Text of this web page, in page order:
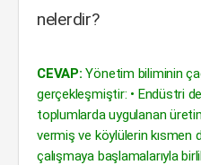
nelerdir?
CEVAP: Yönetim biliminin
gerçekleşmiştir: • Endüstri
toplumlarda uygulanan
vermiş ve köylülerin kısmen
çalışmaya başlamalarıyla